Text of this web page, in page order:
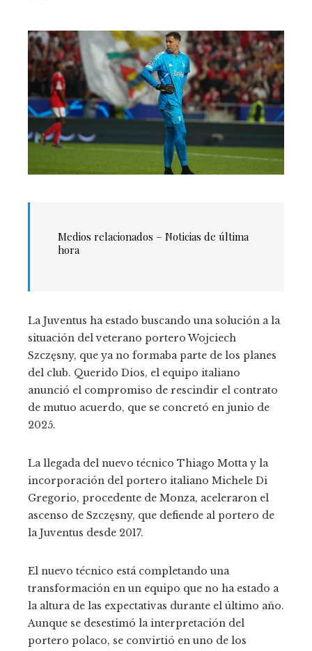
Medios relacionados – Noticias de última
hora
La Juventus ha estado buscando una solución a la
situación del veterano portero Wojciech
Szczęsny, que ya no formaba parte de los planes
del club. Querido Dios, el equipo italiano
anunció el compromiso de rescindir el contrato
de mutuo acuerdo, que se concretó en junio de
2025.
La llegada del nuevo técnico Thiago Motta y la
incorporación del portero italiano Michele Di
Gregorio, procedente de Monza, aceleraron el
ascenso de Szczęsny, que defiende al portero de
la Juventus desde 2017.
El nuevo técnico está completando una
transformación en un equipo que no ha estado a
la altura de las expectativas durante el último año.
Aunque se desestimó la interpretación del
portero polaco, se convirtió en uno de los